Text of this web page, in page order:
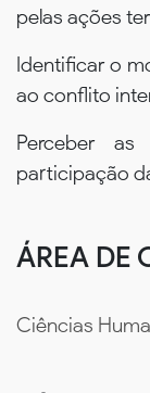
pelas ações
Identificar o
ao conflito
Perceber
participação
ÁREA DE
Ciências